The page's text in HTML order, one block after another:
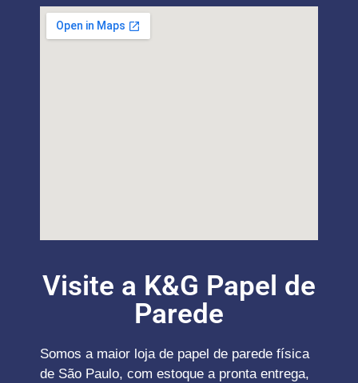
Visite a K&G Papel de
Parede
Somos a maior loja de papel de parede física
de São Paulo, com estoque a pronta entrega,